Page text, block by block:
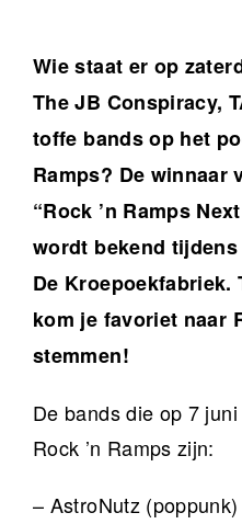
Wie staat er op
The JB Conspiracy,
toffe bands op het
Ramps? De winnaar
“Rock ’n Ramps
wordt bekend
De
kom je favoriet naar
stemmen!
De bands die op 7
Rock ’n Ramps zijn:
– AstroNutz (poppunk)